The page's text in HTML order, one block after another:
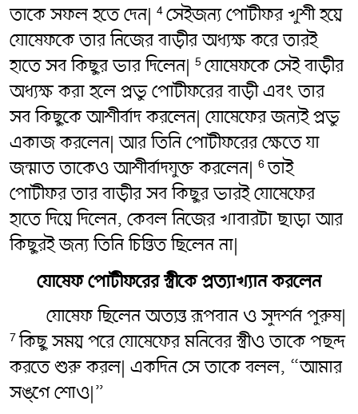
তাকে সফল হতে দেন| 4 সেইজন্য পোটীফর খুশী হয়ে
যোষেফকে তার নিজের বাড়ীর অধ্যক্ষ করে তারই
হাতে সব কিছুর ভার দিলেন| 5 যোষেফকে সেই বাড়ীর
অধ্যক্ষ করা হলে প্রভু পোটীফরের বাড়ী এবং তার
সব কিছুকে আশীর্বাদ করলেন| যোষেফের জন্যই প্রভু
একাজ করলেন| আর তিনি পোটীফরের ক্ষেতে যা
জন্মাত তাকেও আশীর্বাদযুক্ত করলেন| 6তাই
পোটীফর তার বাড়ীর সব কিছুর ভারই যোষেফের
হাতে দিয়ে দিলেন, কেবল নিজের খাবারটা ছাড়া আর
কিছুরই জন্য তিনি চিন্তিত ছিলেন না|
যোষেফ পোটীফরের স্ত্রীকে প্রত্যাখ্যান করলেন
যোষেফ ছিলেন অত্যন্ত রূপবান ও সুদর্শন পুরুষ|
7কিছু সময় পরে যোষেফের মনিবের স্ত্রীও তাকে পছন্দ
করতে শুরু করল| একদিন সে তাকে বলল, “আমার
সঙ্গে শোও|”